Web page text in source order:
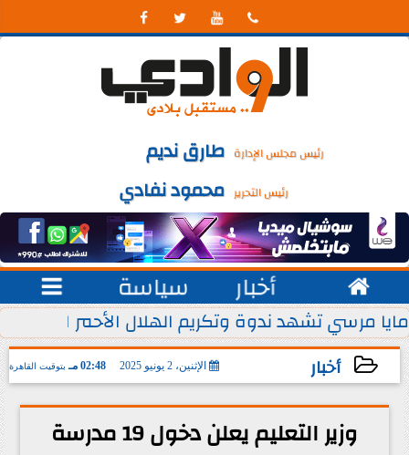
   
رئيس مجلس الإدارة طارق نديم
رئيس التحرير محمود نفادي
 أخبار سياسة 
يوليو من كل عام
مايا مرسي تشهد ندوة وتكريم الهلال الأحمر
أخبار الإثنين، 2 يونيو 2025 02:48 مـ بتوقيت القاهرة
2025-06-02 14:48:03
وزير التعليم يعلن دخول 19 مدرسة